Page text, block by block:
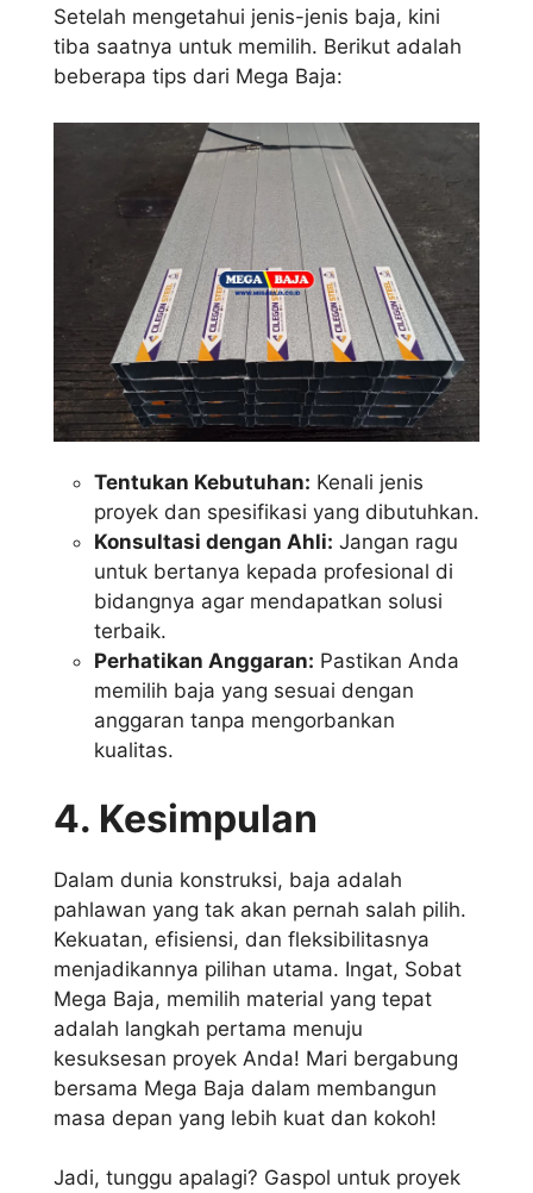
Setelah mengetahui jenis-jenis baja, kini
tiba saatnya untuk memilih. Berikut adalah
beberapa tips dari Mega Baja:
Tentukan Kebutuhan: Kenali jenis
proyek dan spesifikasi yang dibutuhkan.
Konsultasi dengan Ahli: Jangan ragu
untuk bertanya kepada profesional di
bidangnya agar mendapatkan solusi
terbaik.
Perhatikan Anggaran: Pastikan Anda
memilih baja yang sesuai dengan
anggaran tanpa mengorbankan
kualitas.
4. Kesimpulan
Dalam dunia konstruksi, baja adalah
pahlawan yang tak akan pernah salah pilih.
Kekuatan, efisiensi, dan fleksibilitasnya
menjadikannya pilihan utama. Ingat, Sobat
Mega Baja, memilih material yang tepat
adalah langkah pertama menuju
kesuksesan proyek Anda! Mari bergabung
bersama Mega Baja dalam membangun
masa depan yang lebih kuat dan kokoh!
Jadi, tunggu apalagi? Gaspol untuk proyek